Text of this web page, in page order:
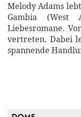
Melody Adams
Gambia (West
Liebesromane.
vertreten. Dabei
spannende